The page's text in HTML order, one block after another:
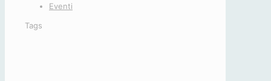
Eventi
Tags